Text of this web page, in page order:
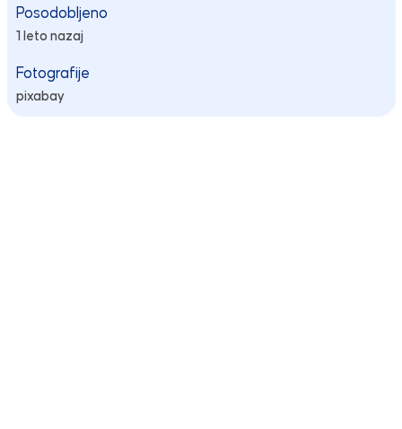
Posodobljeno
1 leto nazaj
Fotografije
pixabay